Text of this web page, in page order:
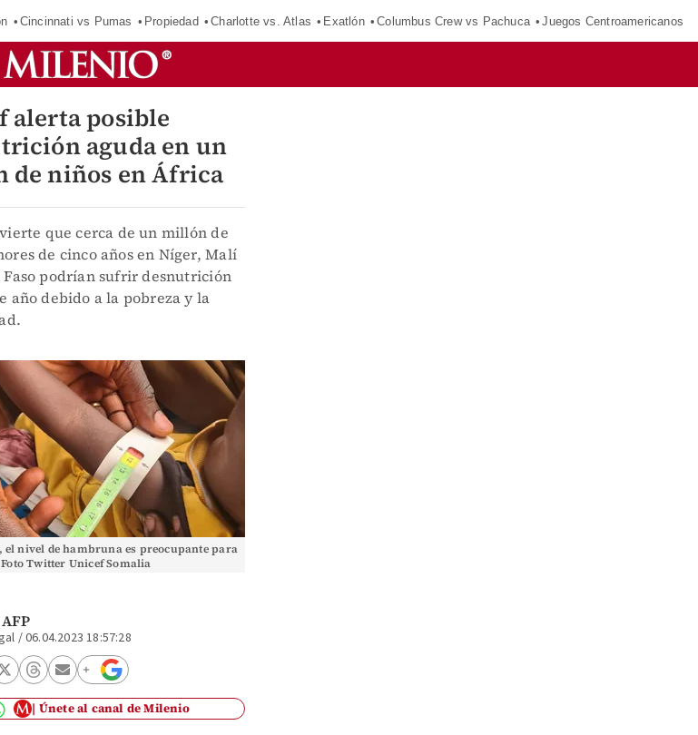
Cincinnati vs Pumas Propiedad Charlotte vs. Atlas Exatlón Columbus Crew vs Pachuca Juegos Centroamericanos
alerta posible
aguda en un
de niños en África
que cerca de un millón de
de cinco años en Níger, Malí
podrían sufrir desnutrición
año debido a la pobreza y la
el nivel de hambruna es preocupante para
Twitter Unicef Somalia
/06.04.2023 18:57:28
Únete al canal de Milenio